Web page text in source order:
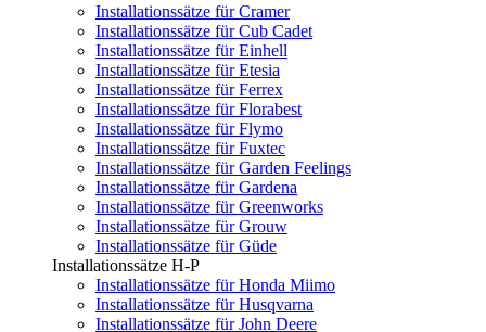
Installationssätze für Cramer
Installationssätze für Cub Cadet
Installationssätze für Einhell
Installationssätze für Etesia
Installationssätze für Ferrex
Installationssätze für Florabest
Installationssätze für Flymo
Installationssätze für Fuxtec
Installationssätze für Garden Feelings
Installationssätze für Gardena
Installationssätze für Greenworks
Installationssätze für Grouw
Installationssätze für Güde
Installationssätze H-P
Installationssätze für Honda Miimo
Installationssätze für Husqvarna
Installationssätze für John Deere